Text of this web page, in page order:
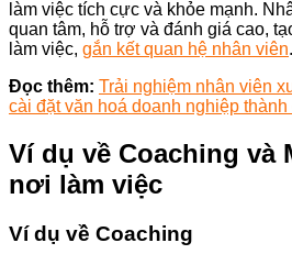
làm việc tích cực và khỏe mạnh.
quan tâm, hỗ trợ và đánh giá cao,
làm việc, gắn kết quan hệ nhân viên.
Đọc thêm: Trải nghiệm nhân viên
cài đặt văn hoá doanh nghiệp thành
Ví dụ về Coaching và
nơi làm việc
Ví dụ về Coaching